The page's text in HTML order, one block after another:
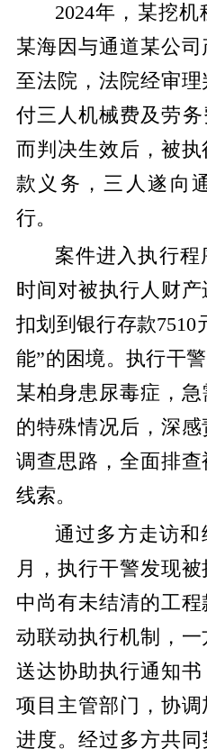
2024年，某挖
某海因与通道某公
至法院，法院经审
付三人机械费及劳务
而判决生效后，被
款义务，三人遂向
行。
案件进入执行
时间对被执行人财
扣划到银行存款7510
能”的困境。执行干
某柏身患尿毒症，
的特殊情况后，深
调查思路，全面排
线索。
通过多方走访和
月，执行干警发现
中尚有未结清的工
动联动执行机制，
送达协助执行通知
项目主管部门，协
进度。经过多方共